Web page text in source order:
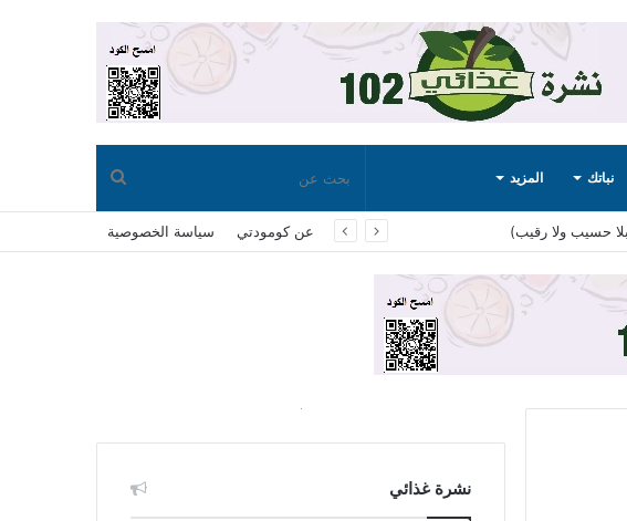
نباتك المزيد بحث
عن
عن كومودتي سياسة الخصوصية
نشرة غذائي